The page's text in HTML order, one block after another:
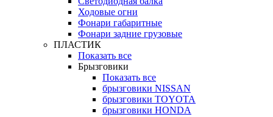
Ходовые огни
Фонари габаритные
Фонари задние грузовые
ПЛАСТИК
Показать все
Брызговики
Показать все
брызговики NISSAN
брызговики TOYOTA
брызговики HONDA